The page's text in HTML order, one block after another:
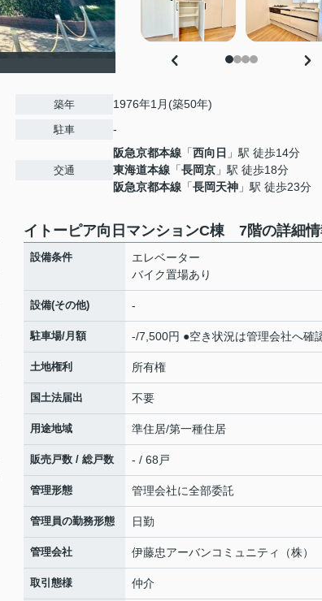
築年 1976年1月(築50年)
駐車 -
交通
阪急京都本線 「西向日 」駅 徒歩14分
東海道本線 「長岡京 」駅 徒歩18分
阪急京都本線 「長岡天神 」駅 徒歩23分
イトーピア向日マンションC棟 7階の詳細
設備条件
エレベーター
バイク置場あり
設備(その他) -
駐車場/月額 -/7,500円 ●空き状況は管理会社へ確
土地権利 所有権
国土法届出 不要
用途地域 準住居/第一種住居
販売戸数 / 総戸数 - / 68戸
管理形態 管理会社に全部委託
管理員の勤務形態 日勤
管理会社 伊藤忠アーバンコミュニティ（株）
取引態様 仲介